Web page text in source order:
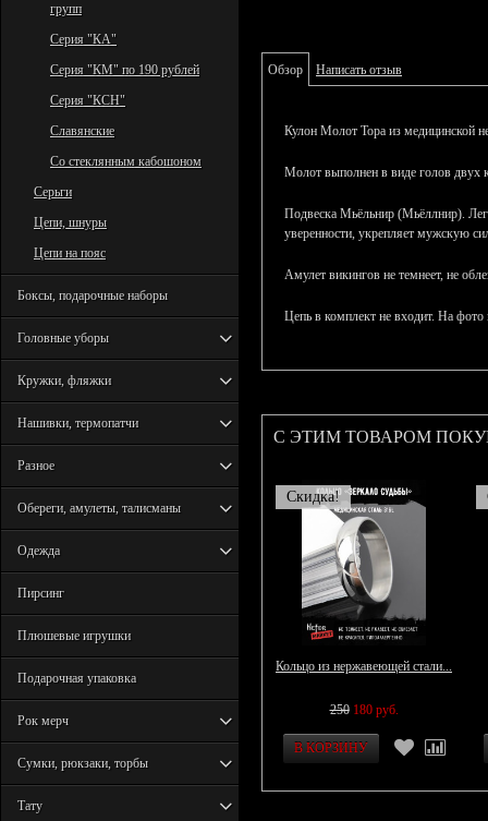
групп
Серия "КА"
Серия "КМ" по 190 рублей
Серия "КСН"
Славянские
Со стеклянным кабошоном
Серьги
Цепи, шнуры
Цепи на пояс
Боксы, подарочные наборы
Головные уборы
Кружки, фляжки
Нашивки, термопатчи
Разное
Обереги, амулеты, талисманы
Одежда
Пирсинг
Плюшевые игрушки
Подарочная упаковка
Рок мерч
Сумки, рюкзаки, торбы
Тату
Обзор Написать отзыв
Кулон Молот Тора из медицинской
Молот выполнен в виде голов двух
Подвеска Мьёльнир (Мьёллнир).
уверенности, укрепляет мужскую
Амулет викингов не темнеет, не
Цепь в комплект не входит. На
С ЭТИМ ТОВАРОМ
Скидка!
Кольцо из нержавеющей стали...
250 180 руб.